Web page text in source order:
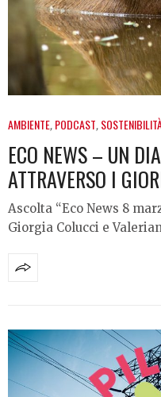
AMBIENTE,PODCAST,
ECO NEWS – UN
ATTRAVERSO I
Ascolta “Eco News 8
Giorgia Colucci e